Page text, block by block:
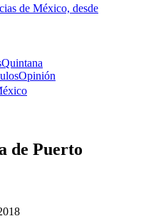
de México, desde
Quintana
Opinión
de Puerto